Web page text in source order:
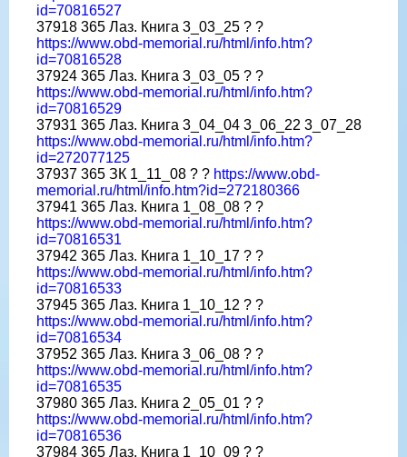
id=70816527
37918 365 Лаз. Книга 3_03_25 ? ?
https://www.obd-memorial.ru/html/info.htm?
id=70816528
37924 365 Лаз. Книга 3_03_05 ? ?
https://www.obd-memorial.ru/html/info.htm?
id=70816529
37931 365 Лаз. Книга 3_04_04 3_06_22 3_07_28
https://www.obd-memorial.ru/html/info.htm?
id=272077125
37937 365 ЗК 1_11_08 ? ? https://www.obd-
memorial.ru/html/info.htm?id=272180366
37941 365 Лаз. Книга 1_08_08 ? ?
https://www.obd-memorial.ru/html/info.htm?
id=70816531
37942 365 Лаз. Книга 1_10_17 ? ?
https://www.obd-memorial.ru/html/info.htm?
id=70816533
37945 365 Лаз. Книга 1_10_12 ? ?
https://www.obd-memorial.ru/html/info.htm?
id=70816534
37952 365 Лаз. Книга 3_06_08 ? ?
https://www.obd-memorial.ru/html/info.htm?
id=70816535
37980 365 Лаз. Книга 2_05_01 ? ?
https://www.obd-memorial.ru/html/info.htm?
id=70816536
37984 365 Лаз. Книга 1_10_09 ? ?